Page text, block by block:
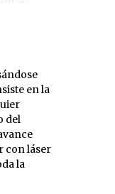
en la
del
con láser
la